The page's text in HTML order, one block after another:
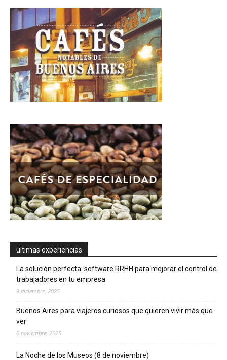
ultimas experiencias
La solución perfecta: software RRHH para mejorar el control de
trabajadores en tu empresa
9 diciembre, 2025
Buenos Aires para viajeros curiosos que quieren vivir más que
ver
6 noviembre, 2025
La Noche de los Museos (8 de noviembre)